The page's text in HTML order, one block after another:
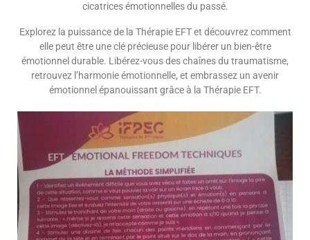
cicatrices émotionnelles du passé.
Explorez la puissance de la Thérapie EFT et découvrez comment
elle peut être une clé précieuse pour libérer un bien-être
émotionnel durable. Libérez-vous des chaînes du traumatisme,
retrouvez l’harmonie émotionnelle, et embrassez un avenir
émotionnel épanouissant grâce à la Thérapie EFT.